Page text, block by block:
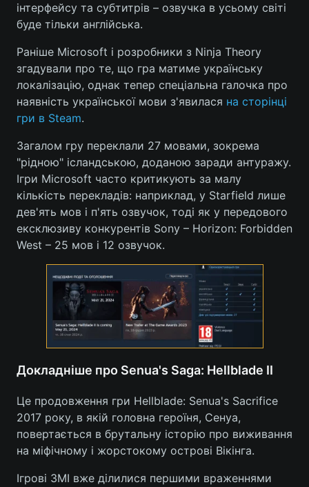
Україна
Економіка Світ
Спорт Наука
Техно і зв'язок
Зброя Інциденти
Здоров'я
Цікавинки Погода
Екологія Регіони
Лонгріди
Відео з Youtube Статті
Інтерв'ю
Вакансії
Послуги
інтерфейсу та субтитрів – озвучка в усьому світі
буде тільки англійська.
Раніше Microsoft і розробники з Ninja Theory
згадували про те, що гра матиме українську
локалізацію, однак тепер спеціальна галочка про
наявність української мови з'явилася на сторінці
гри в Steam.
Загалом гру переклали 27 мовами, зокрема
"рідною" ісландською, доданою заради антуражу.
Ігри Microsoft часто критикують за малу
кількість перекладів: наприклад, у Starfield лише
дев'ять мов і п'ять озвучок, тоді як у передового
ексклюзиву конкурентів Sony – Horizon: Forbidden
West – 25 мов і 12 озвучок.
Докладніше про Senua's Saga: Hellblade II
Це продовження гри Hellblade: Senua's Sacrifice
2017 року, в якій головна героїня, Сенуа,
повертається в брутальну історію про виживання
на міфічному і жорстокому острові Вікінга.
Ігрові ЗМІ вже ділилися першими враженнями